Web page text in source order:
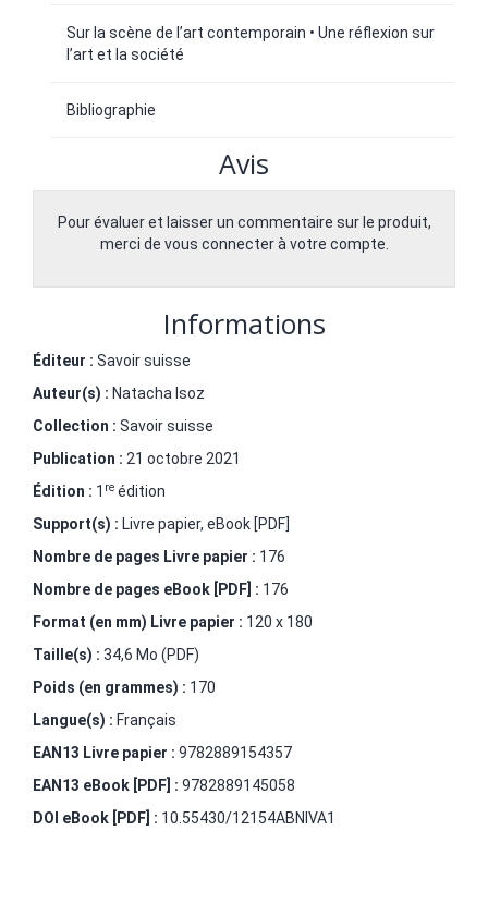
Sur la scène de l’art contemporain • Une réflexion sur
l’art et la société
Bibliographie
Avis
Pour évaluer et laisser un commentaire sur le produit,
merci de vous connecter à votre compte.
Informations
Éditeur : Savoir suisse
Auteur(s) : Natacha Isoz
Collection : Savoir suisse
Publication : 21 octobre 2021
Édition : 1 re édition
Support(s) : Livre papier, eBook [PDF]
Nombre de pages Livre papier : 176
Nombre de pages eBook [PDF] : 176
Format (en mm) Livre papier : 120 x 180
Taille(s) : 34,6 Mo (PDF)
Poids (en grammes) : 170
Langue(s) : Français
EAN13 Livre papier : 9782889154357
EAN13 eBook [PDF] : 9782889145058
DOI eBook [PDF] : 10.55430/12154ABNIVA1